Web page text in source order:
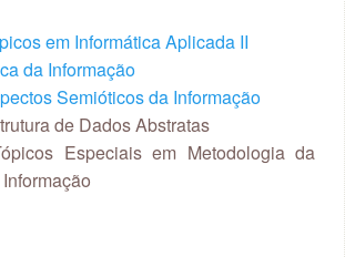
em Informática Aplicada II
da Informação
Semióticos da Informação
de Dados Abstratas
Especiais em Metodologia da